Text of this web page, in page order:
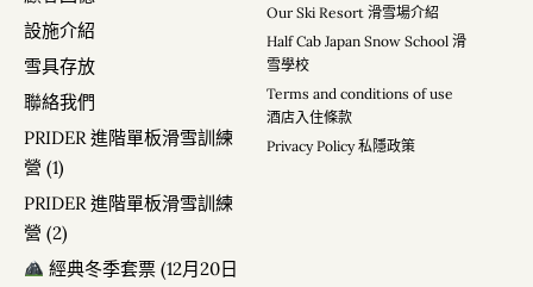
設施介紹
雪具存放
聯絡我們
PRIDER 進階單板滑雪訓練
營 (1)
PRIDER 進階單板滑雪訓練
營 (2)
經典冬季套票 (12月20日
Our Ski Resort 滑雪場介紹
Half Cab Japan Snow School 滑
雪學校
Terms and conditions of use
酒店入住條款
Privacy Policy 私隱政策
PRIDER• 進階單板滑雪訓練營 (1)
PRIDER• 進階單板滑雪訓練營 (2)
三天斑尾・妙高
淡季超值套票 (3月1日 – 3月15日期間) ➤ C.